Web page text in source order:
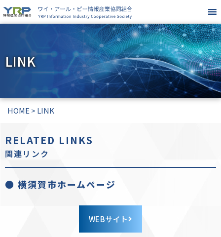
LINK
HOME > LINK
RELATED LINKS
関連リンク
● 横須賀市ホームページ
WEBサイト